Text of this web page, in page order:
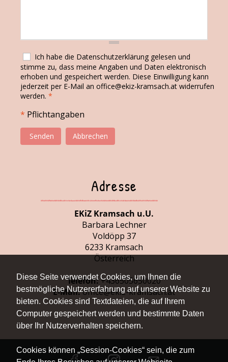
Diese Seite verwendet Cookies, um Ihnen die
bestmögliche Nutzererfahrung auf unserer Website zu
bieten. Cookies sind Textdateien, die auf Ihrem
Computer gespeichert werden und bestimmte Daten
über Ihr Nutzerverhalten speichern.
Cookies können „Session-Cookies“ sein, die zum
Ich habe die Datenschutzerklärung gelesen und
stimme zu, dass meine Angaben und Daten elektronisch
erhoben und gespeichert werden. Diese Einwilligung kann
jederzeit per E-Mail an office@ekiz-kramsach.at widerrufen
werden. *
* Pflichtangaben
Senden Abbrechen
Adresse
EKiZ Kramsach u.U.
Barbara Lechner
Voldöpp 37
6233 Kramsach
Österreich
Telefon:+436505650020
E-Mail:office@ekiz-kramsach.at